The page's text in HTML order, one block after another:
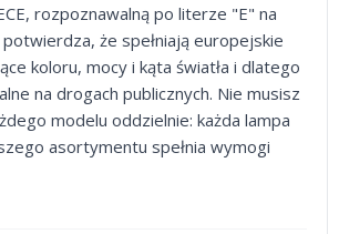
rozpoznawalną po literze "E" na
że spełniają europejskie
koloru, mocy i kąta światła i dlatego
na drogach publicznych. Nie musisz
modelu oddzielnie: każda lampa
asortymentu spełnia wymogi